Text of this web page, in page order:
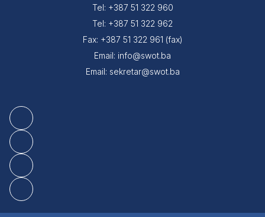
Tel: +387 51 322 960
Tel: +387 51 322 962
Fax: +387 51 322 961 (fax)
Email: info@swot.ba
Email: sekretar@swot.ba